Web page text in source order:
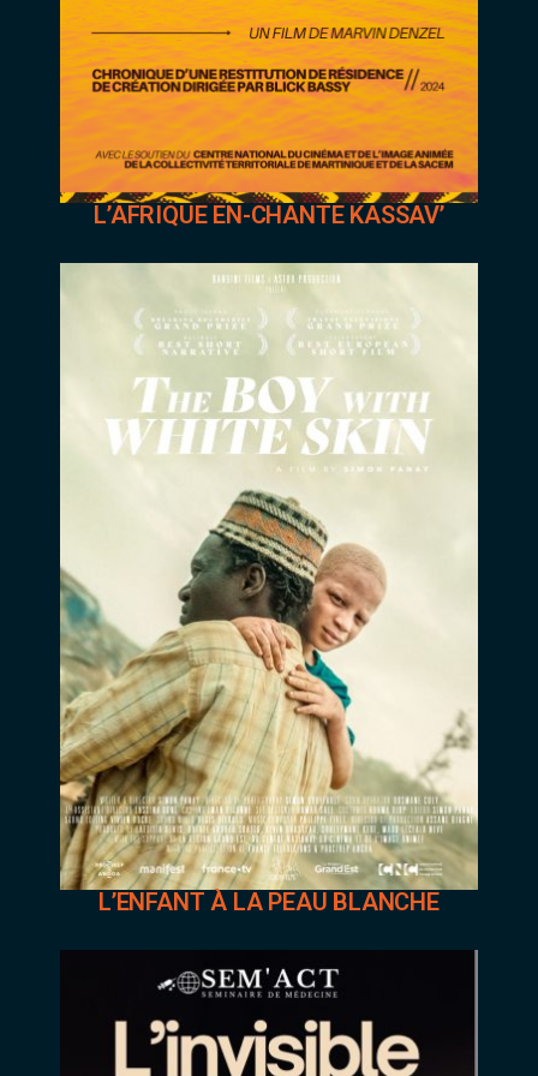
L’AFRIQUE EN-CHANTE KASSAV’
L’ENFANT À LA PEAU BLANCHE